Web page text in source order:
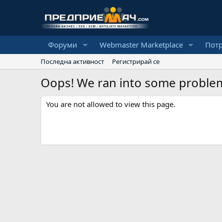
Форуми Webmaster Marketplace
Последна активност Регистрирай се
Oops! We ran into some
You are not allowed to view this page.